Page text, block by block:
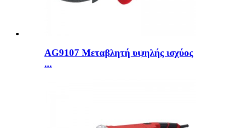
AG9107 Μεταβλητή υψηλής ισχύος
...